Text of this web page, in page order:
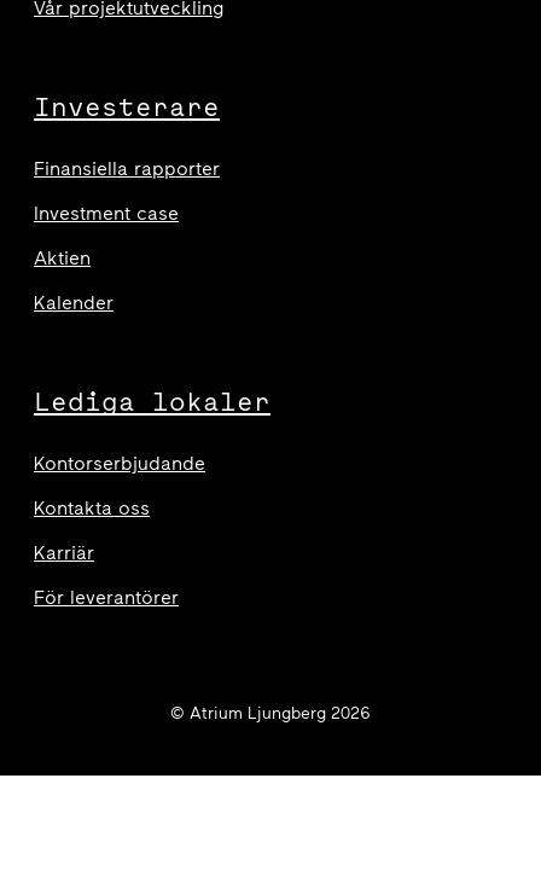
Vår projektutveckling
Investerare
Finansiella rapporter
Investment case
Aktien
Kalender
Lediga lokaler
Kontorserbjudande
Kontakta oss
Karriär
För leverantörer
© Atrium Ljungberg 2026